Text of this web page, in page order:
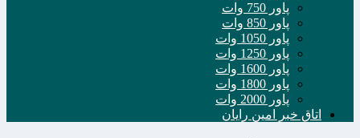
پاور 750 وات
پاور 850 وات
پاور 1050 وات
پاور 1250 وات
پاور 1600 وات
پاور 1800 وات
پاور 2000 وات
اتاق خبر امین رایان